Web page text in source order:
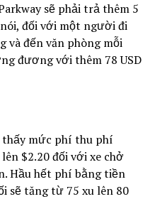
sẽ phải trả thêm 5
đối với một người đi
và đến văn phòng mỗi
đương với thêm 78 USD
thấy mức phí thu phí
$2.20 đối với xe chở
Hầu hết phí bằng tiền
sẽ tăng từ 75 xu lên 80